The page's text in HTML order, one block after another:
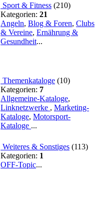
Sport & Fitness (210)
Kategorien: 21
Angeln, Blog & Foren, Clubs
& Vereine, Ernährung &
Gesundheit...
Themenkataloge (10)
Kategorien: 7
Allgemeine-Kataloge,
Linknetzwerke , Marketing-
Kataloge, Motorsport-
Kataloge ...
Weiteres & Sonstiges (113)
Kategorien: 1
OFF-Topic...